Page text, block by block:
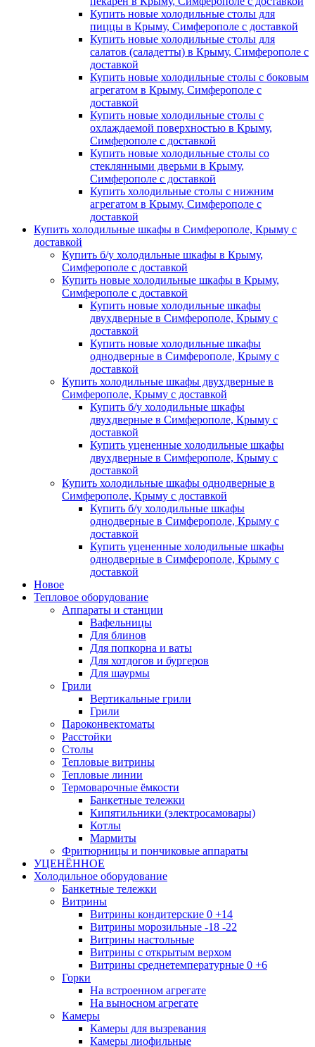
Купить новые холодильные столы для
пиццы в Крыму, Симферополе с доставкой
Купить новые холодильные столы для
салатов (саладетты) в Крыму, Симферополе с
доставкой
Купить новые холодильные столы с боковым
агрегатом в Крыму, Симферополе с
доставкой
Купить новые холодильные столы с
охлаждаемой поверхностью в Крыму,
Симферополе с доставкой
Купить новые холодильные столы со
стеклянными дверьми в Крыму,
Симферополе с доставкой
Купить холодильные столы с нижним
агрегатом в Крыму, Симферополе с
доставкой
Купить холодильные шкафы в Симферополе, Крыму с
доставкой
Купить б/у холодильные шкафы в Крыму,
Симферополе с доставкой
Купить новые холодильные шкафы в Крыму,
Симферополе с доставкой
Купить новые холодильные шкафы
двухдверные в Симферополе, Крыму с
доставкой
Купить новые холодильные шкафы
однодверные в Симферополе, Крыму с
доставкой
Купить холодильные шкафы двухдверные в
Симферополе, Крыму с доставкой
Купить б/у холодильные шкафы
двухдверные в Симферополе, Крыму с
доставкой
Купить уцененные холодильные шкафы
двухдверные в Симферополе, Крыму с
доставкой
Купить холодильные шкафы однодверные в
Симферополе, Крыму с доставкой
Купить б/у холодильные шкафы
однодверные в Симферополе, Крыму с
доставкой
Купить уцененные холодильные шкафы
однодверные в Симферополе, Крыму с
доставкой
Новое
Тепловое оборудование
Аппараты и станции
Вафельницы
Для блинов
Для попкорна и ваты
Для хотдогов и бургеров
Для шаурмы
Грили
Вертикальные грили
Грили
Пароконвектоматы
Расстойки
Столы
Тепловые витрины
Тепловые линии
Термоварочные ёмкости
Банкетные тележки
Кипятильники (электросамовары)
Котлы
Мармиты
Фритюрницы и пончиковые аппараты
УЦЕНЁННОЕ
Холодильное оборудование
Банкетные тележки
Витрины
Витрины кондитерские 0 +14
Витрины морозильные -18 -22
Витрины настольные
Витрины с открытым верхом
Витрины среднетемпературные 0 +6
Горки
На встроенном агрегате
На выносном агрегате
Камеры
Камеры для вызревания
Камеры лиофильные